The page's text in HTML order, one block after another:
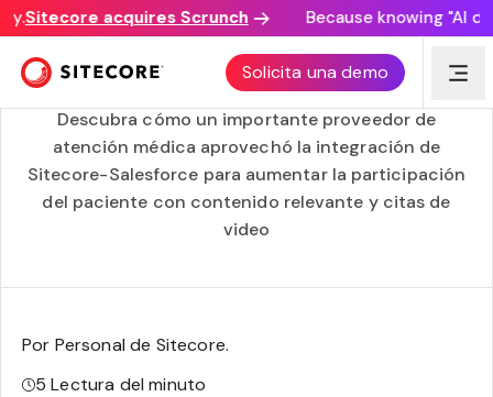
Sitecore acquires Scrunch Because knowing "AI
Solicita una demo
Sitecore y Salesforce: Un aumento de más del 30% en
las conversiones de citas
Descubra cómo un importante proveedor de
atención médica aprovechó la integración de
Sitecore-Salesforce para aumentar la participación
del paciente con contenido relevante y citas de
video
Por Personal de Sitecore.
5Lectura del minuto